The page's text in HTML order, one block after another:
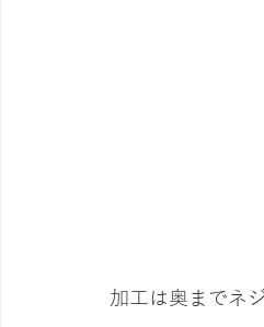
加工は奥までネ